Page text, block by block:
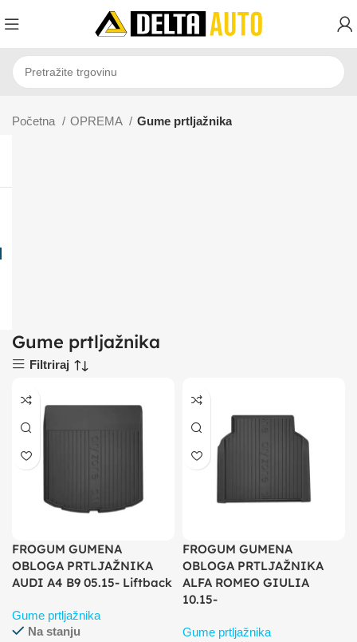
Početna OPREMA Gume prtljažnika
Gume prtljažnika
Filtriraj
FROGUM GUMENA
OBLOGA PRTLJAŽNIKA
AUDI A4 B9 05.15- Liftback
Gume prtljažnika
Na stanju
FROGUM GUMENA
OBLOGA PRTLJAŽNIKA
ALFA ROMEO GIULIA
10.15-
Gume prtljažnika